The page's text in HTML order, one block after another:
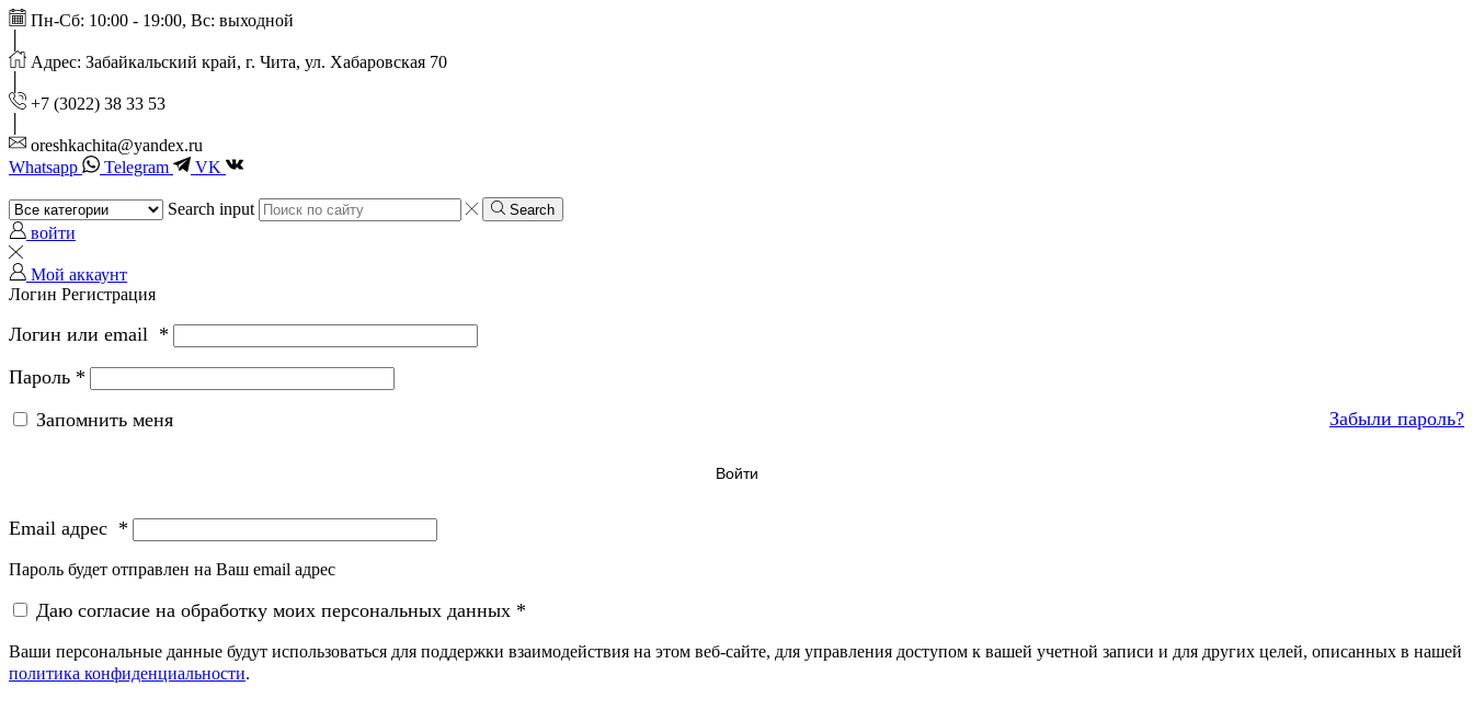
Пн-Сб: 10:00 - 19:00, Вс: выходной
Адрес: Забайкальский край, г. Чита, ул. Хабаровская 70
+7 (3022) 38 33 53
oreshkachita@yandex.ru
Whatsapp
Telegram VK
Search input Search
войти
Мой аккаунт
Логин Регистрация
Логин или email *
Пароль *
Забыли пароль?
Запомнить меня
Войти
Email адрес *
Пароль будет отправлен на Ваш email адрес
Даю согласие на обработку моих персональных данных *
Ваши персональные данные будут использоваться для поддержки взаимодействия на этом веб-сайте, для управления доступом к вашей учетной записи и для других целей, описанных в нашей
политика конфиденциальности.